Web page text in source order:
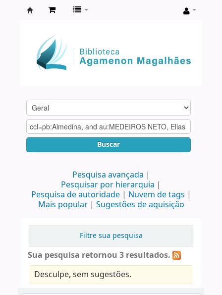
Agamenon
Magalhães
Buscar
Pesquisa avançada
Pesquisar por hierarquia
Pesquisa de autoridade
Nuvem de tags
Mais popular
Sugestões de aquisição
Filtre sua pesquisa
Sua pesquisa retornou 3 resultados.
Desculpe, sem sugestões.